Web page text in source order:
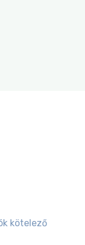
kötelező